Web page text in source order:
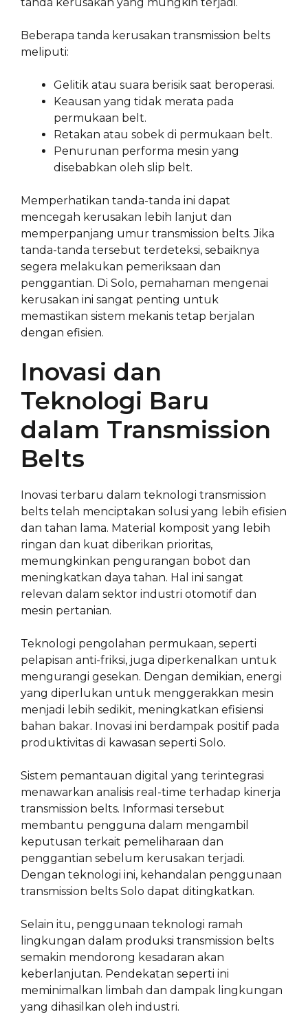
Beberapa tanda kerusakan transmission belts
meliputi:
Gelitik atau suara berisik saat beroperasi.
Keausan yang tidak merata pada
permukaan belt.
Retakan atau sobek di permukaan belt.
Penurunan performa mesin yang
disebabkan oleh slip belt.
Memperhatikan tanda-tanda ini dapat
mencegah kerusakan lebih lanjut dan
memperpanjang umur transmission belts. Jika
tanda-tanda tersebut terdeteksi, sebaiknya
segera melakukan pemeriksaan dan
penggantian. Di Solo, pemahaman mengenai
kerusakan ini sangat penting untuk
memastikan sistem mekanis tetap berjalan
dengan efisien.
Inovasi dan
Teknologi Baru
dalam Transmission
Belts
Inovasi terbaru dalam teknologi transmission
belts telah menciptakan solusi yang lebih efisien
dan tahan lama. Material komposit yang lebih
ringan dan kuat diberikan prioritas,
memungkinkan pengurangan bobot dan
meningkatkan daya tahan. Hal ini sangat
relevan dalam sektor industri otomotif dan
mesin pertanian.
Teknologi pengolahan permukaan, seperti
pelapisan anti-friksi, juga diperkenalkan untuk
mengurangi gesekan. Dengan demikian, energi
yang diperlukan untuk menggerakkan mesin
menjadi lebih sedikit, meningkatkan efisiensi
bahan bakar. Inovasi ini berdampak positif pada
produktivitas di kawasan seperti Solo.
Sistem pemantauan digital yang terintegrasi
menawarkan analisis real-time terhadap kinerja
transmission belts. Informasi tersebut
membantu pengguna dalam mengambil
keputusan terkait pemeliharaan dan
penggantian sebelum kerusakan terjadi.
Dengan teknologi ini, kehandalan penggunaan
transmission belts Solo dapat ditingkatkan.
Selain itu, penggunaan teknologi ramah
lingkungan dalam produksi transmission belts
semakin mendorong kesadaran akan
keberlanjutan. Pendekatan seperti ini
meminimalkan limbah dan dampak lingkungan
yang dihasilkan oleh industri.